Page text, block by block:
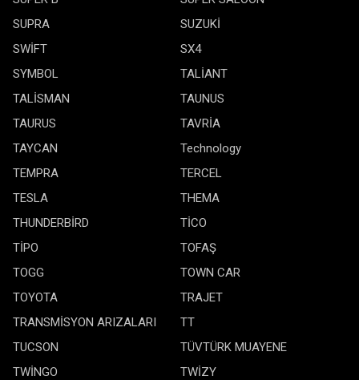
SUPRA
SUZUKİ
SWİFT
SX4
SYMBOL
TALİANT
TALİSMAN
TAUNUS
TAURUS
TAVRİA
TAYCAN
Technology
TEMPRA
TERCEL
TESLA
THEMA
THUNDERBİRD
TİCO
TİPO
TOFAŞ
TOGG
TOWN CAR
TOYOTA
TRAJET
TRANSMİSYON ARIZALARI
TT
TUCSON
TÜVTÜRK MUAYENE
TWİNGO
TWİZY